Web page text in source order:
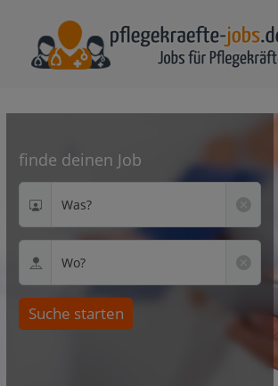
finde deinen Job
Was?
Wo?
Suche starten